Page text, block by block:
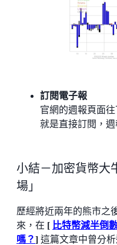
訂閱電子報
官網的週報頁面
就是直接訂閱，
小結－加密貨幣大
場」
歷經將近兩年的熊市之
來，在 [ 比特幣減半倒
嗎？] 這篇文章中曾分